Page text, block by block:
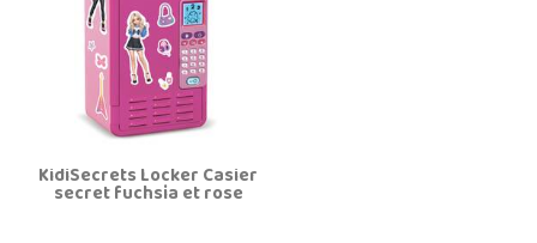
KidiSecrets Locker Casier
secret fuchsia et rose